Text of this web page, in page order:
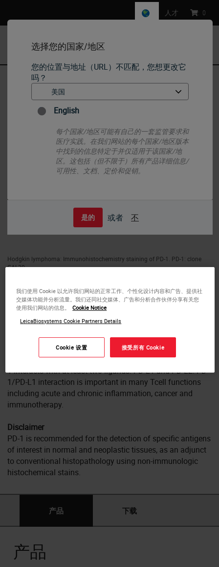
选择您的国家/地区
您的位置与地址（URL）不匹配，您想更改它
吗？
English
每个国家/地区可能有自己的一套监管要求和
医疗实践。在我们网站的每个国家/地区版本
中找到的信息特定于并仅适用于该国家/地
区。这包括（但不限于）所有产品详细信息/
可用性、文档、定价和促销。
是的 或者 不
人才 : 0
IHC & ISH •
Hodgkin lymphoma: Immunohistochemistry staining of PD-1. PD-1: clone
CAL20
Antigen Background
PD-1 (Programmed Death 1) is a 55KDa Type I
transmembrane cell surface receptor which is expressed by
T-cells during activation. It is also upregulated in B-cells,
dendritic cells, natural killer cells and some myeloid cells,
suggesting a broad role for PD1 in immune regulation. PD-
1 interacts with at least two ligands: PD-L1 and PD-L2. PD-
1/PD-L1 interaction is important in many Tcell functions
including acute and chronic inflammation, cancer and
immunotherapy.
Disclaimer
PD-1 is recommended for the detection of specific antigens
of interest in normal and neoplastic tissues, as an adjunct
to conventional histopathology using non-immunologic
histochemical stains.
产品 下载
产品
我们使用 Cookie 以允许我们网站的正常工作、个性化设计内容和广告、提供社
交媒体功能并分析流量。我们还同社交媒体、广告和分析合作伙伴分享有关您
使用我们网站的信息。
Cookie Notice
LeicaBiosystems Cookie Partners Details
Cookie 设置 接受所有 Cookie